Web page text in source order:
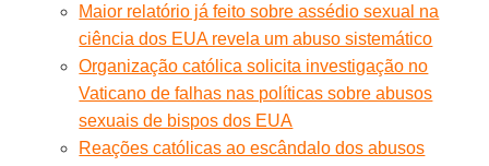
Maior relatório já feito sobre assédio sexual na
ciência dos EUA revela um abuso sistemático
Organização católica solicita investigação no
Vaticano de falhas nas políticas sobre abusos
sexuais de bispos dos EUA
Reações católicas ao escândalo dos abusos